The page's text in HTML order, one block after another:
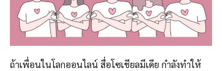
ถ้าเพื่อนในโลกออนไลน์ สื่อโซเชียลมีเดีย กำลังทำให้